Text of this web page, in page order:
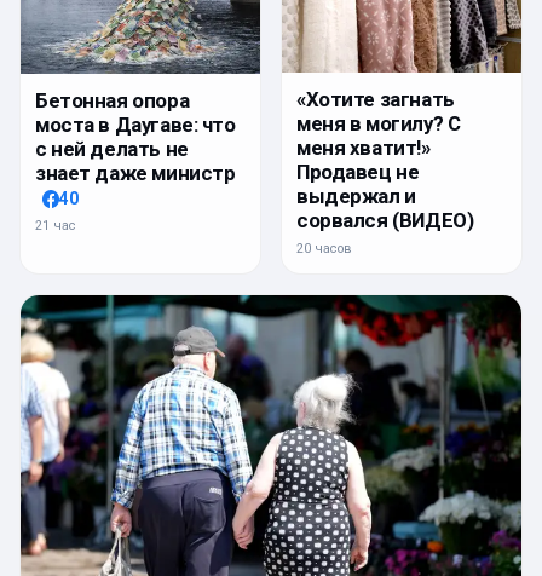
Бетонная опора
моста в Даугаве: что
с ней делать не
знает даже министр
40
21 час
«Хотите загнать
меня в могилу? С
меня хватит!»
Продавец не
выдержал и
сорвался (ВИДЕО)
20 часов